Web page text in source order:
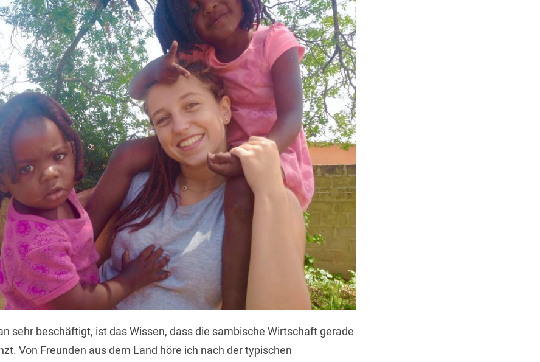
sehr beschäftigt, ist das Wissen, dass die sambische Wirtschaft gerade
Von Freunden aus dem Land höre ich nach der typischen